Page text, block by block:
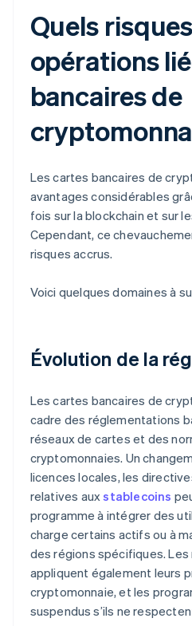
Quels
opérations
bancaires de
Les cartes bancaires de
avantages considérables
fois sur la blockchain et sur
Cependant, ce
risques accrus.
Voici quelques domaines à
Évolution de la
Les cartes bancaires de
cadre des réglementations
réseaux de cartes et des
cryptomonnaies. Un
licences locales, les
relatives auxstablecoins
programme à intégrer des
charge certains actifs ou à
des régions spécifiques.
appliquent également leurs
cryptomonnaie, et les
suspendus s’ils ne